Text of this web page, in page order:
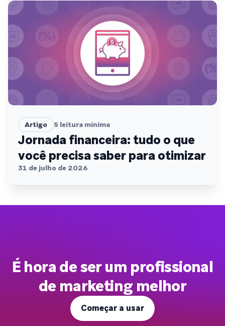
Artigo 5 leitura mínima
Jornada financeira: tudo o que
você precisa saber para otimizar
31 de julho de 2026
É hora de ser um profissional
de marketing melhor
Começar a usar